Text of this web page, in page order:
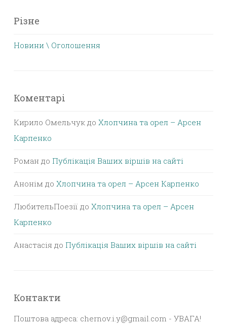
Різне
Новини \ Оголошення
Коментарі
Кирило Омельчук до Хлопчина та орел – Арсен
Карпенко
Роман до Публікація Ваших віршів на сайті
Анонім до Хлопчина та орел – Арсен Карпенко
ЛюбительПоезії до Хлопчина та орел – Арсен
Карпенко
Анастасія до Публікація Ваших віршів на сайті
Контакти
Поштова адреса: chernov.i.y@gmail.com - УВАГА!